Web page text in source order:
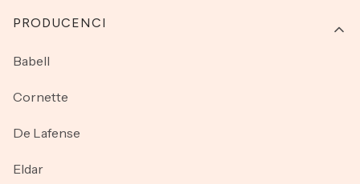
PRODUCENCI
Babell
Cornette
De Lafense
Eldar